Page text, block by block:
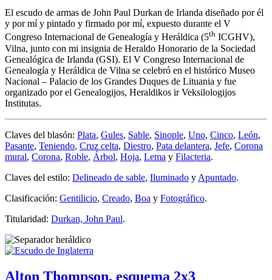
El escudo de armas de John Paul Durkan de Irlanda diseñado por él
y por mí y pintado y firmado por mí, expuesto durante el V
Congreso Internacional de Genealogía y Heráldica (5th ICGHV),
Vilna, junto con mi insignia de Heraldo Honorario de la Sociedad
Genealógica de Irlanda (GSI). El V Congreso Internacional de
Genealogía y Heráldica de Vilna se celebró en el histórico Museo
Nacional – Palacio de los Grandes Duques de Lituania y fue
organizado por el Genealogijos, Heraldikos ir Veksilologijos
Institutas.
Claves del blasón: Plata, Gules, Sable, Sinople, Uno, Cinco, León,
Pasante, Teniendo, Cruz celta, Diestro, Pata delantera, Jefe, Corona
mural, Corona, Roble, Árbol, Hoja, Lema y Filacteria.
Claves del estilo: Delineado de sable, Iluminado y Apuntado.
Clasificación: Gentilicio, Creado, Boa y Fotográfico.
Titularidad: Durkan, John Paul.
Alton Thompson, esquema 2x3